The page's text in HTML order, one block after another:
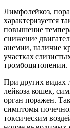
Лимфолейкоз,
характеризуется
повышение
снижение
анемии, наличие
участках
тромбоцитопении.
При других видах
лейкоза кошек,
орган поражен.
симптомы
токсическим